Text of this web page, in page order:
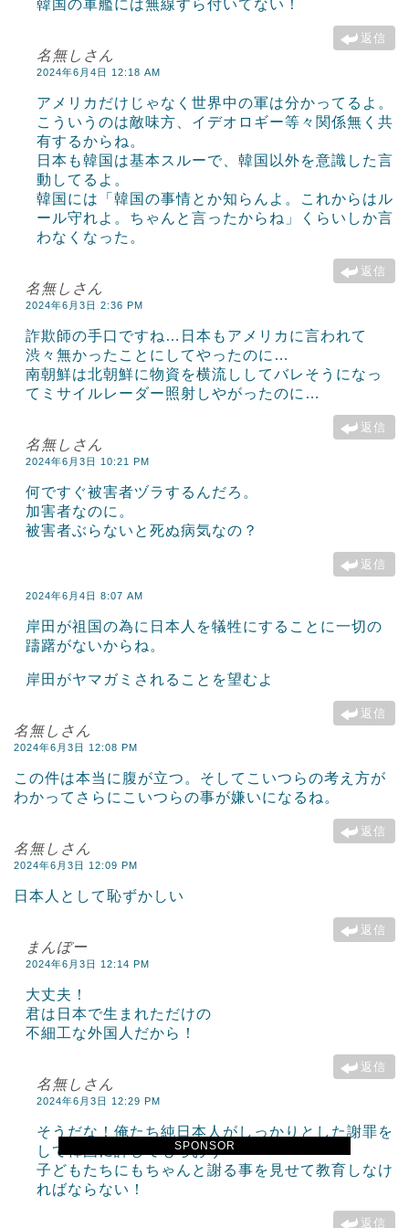
SPONSOR
韓国の軍艦には無線すら付いてない！
返信
名無しさん
2024年6月4日 12:18 AM
アメリカだけじゃなく世界中の軍は分かってるよ。
こういうのは敵味方、イデオロギー等々関係無く共
有するからね。
日本も韓国は基本スルーで、韓国以外を意識した言
動してるよ。
韓国には「韓国の事情とか知らんよ。これからはル
ール守れよ。ちゃんと言ったからね」くらいしか言
わなくなった。
返信
名無しさん
2024年6月3日 2:36 PM
詐欺師の手口ですね…日本もアメリカに言われて
渋々無かったことにしてやったのに…
南朝鮮は北朝鮮に物資を横流ししてバレそうになっ
てミサイルレーダー照射しやがったのに…
返信
名無しさん
2024年6月3日 10:21 PM
何ですぐ被害者ヅラするんだろ。
加害者なのに。
被害者ぶらないと死ぬ病気なの？
返信
2024年6月4日 8:07 AM
岸田が祖国の為に日本人を犠牲にすることに一切の
躊躇がないからね。
岸田がヤマガミされることを望むよ
返信
名無しさん
2024年6月3日 12:08 PM
この件は本当に腹が立つ。そしてこいつらの考え方が
わかってさらにこいつらの事が嫌いになるね。
返信
名無しさん
2024年6月3日 12:09 PM
日本人として恥ずかしい
返信
まんぼー
2024年6月3日 12:14 PM
大丈夫！
君は日本で生まれただけの
不細工な外国人だから！
返信
名無しさん
2024年6月3日 12:29 PM
そうだな！俺たち純日本人がしっかりとした謝罪を
して韓国に許してもらおう
子どもたちにもちゃんと謝る事を見せて教育しなけ
ればならない！
返信